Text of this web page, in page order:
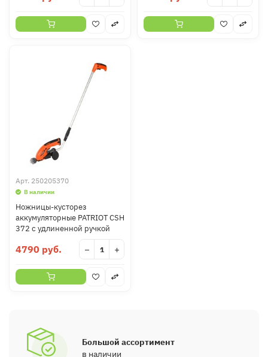
Арт. 250205370
В наличии
Ножницы-кусторез
аккумуляторные PATRIOT СSH
372 с удлиненной ручкой
4790 руб. − +
Большой ассортимент
в наличии